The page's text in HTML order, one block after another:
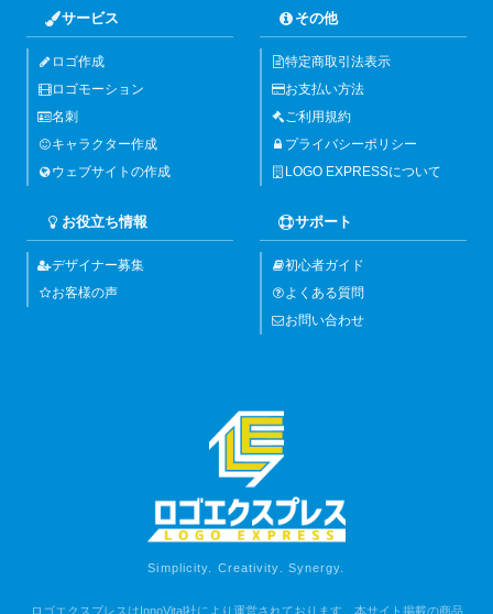
サービス
ロゴ作成
ロゴモーション
名刺
キャラクター作成
ウェブサイトの作成
その他
特定商取引法表示
お支払い方法
ご利用規約
プライバシーポリシー
LOGO EXPRESSについて
お役立ち情報
デザイナー募集
お客様の声
サポート
初心者ガイド
よくある質問
お問い合わせ
Simplicity. Creativity. Synergy.
ロゴエクスプレスはInnoVital社により運営されております。本サイト掲載の商品